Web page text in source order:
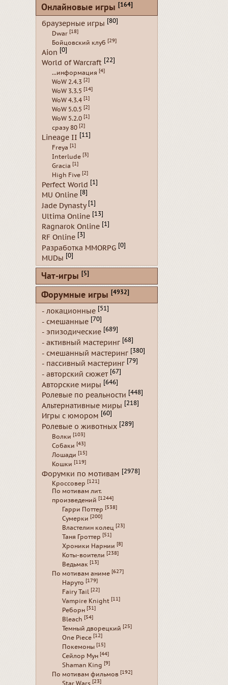
Онлайновые игры [164]
браузерные игры [80]
Dwar [18]
Бойцовский клуб [29]
Aion [0]
World of Warcraft [22]
...информация [4]
WoW 2.4.3 [2]
WoW 3.3.5 [14]
WoW 4.3.4 [1]
WoW 5.0.5 [2]
WoW 5.2.0 [1]
сразу 80 [2]
Lineage II [11]
Freya [1]
Interlude [3]
Gracia [1]
High Five [2]
Perfect World [1]
MU Online [8]
Jade Dynasty [1]
Ultima Online [13]
Ragnarok Online [1]
RF Online [3]
Разработка MMORPG [0]
MUDы [0]
Чат-игры [5]
Форумные игры [4932]
- локационные [51]
- смешанные [70]
- эпизодические [689]
- активный мастеринг [68]
- смешанный мастеринг [380]
- пассивный мастеринг [79]
- авторский сюжет [67]
Авторские миры [646]
Ролевые по реальности [448]
Альтернативные миры [218]
Игры с юмором [60]
Ролевые о животных [289]
Волки [103]
Собаки [43]
Лошади [15]
Кошки [119]
Форумки по мотивам [2978]
Кроссовер [121]
По мотивам лит.
произведений [1244]
Гарри Поттер [538]
Сумерки [200]
Властелин колец [23]
Таня Гроттер [51]
Хроники Нарнии [8]
Коты-воители [238]
Ведьмак [13]
По мотивам аниме [627]
Наруто [179]
Fairy Tail [22]
Vampire Knight [11]
Реборн [31]
Bleach [54]
Темный дворецкий [25]
One Piece [12]
Покемоны [15]
Сейлор Мун [44]
Shaman King [9]
По мотивам фильмов [192]
[23]